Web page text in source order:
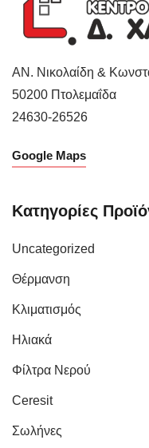
ΑΝ. Νικολαίδη &
50200 Πτολεμαΐδα
24630-26526
Google Maps
Κατηγορίες
Uncategorized
Θέρμανση
Κλιματισμός
Ηλιακά
Φίλτρα Νερού
Ceresit
Σωλήνες